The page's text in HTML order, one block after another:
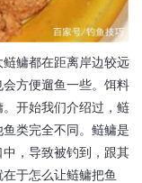
鳙都在距离岸边较远
方便遛鱼一些。饵料
开始我们介绍过，鲢
类完全不同。鲢鳙是
，导致被钓到，跟其
于怎么让鲢鳙把鱼